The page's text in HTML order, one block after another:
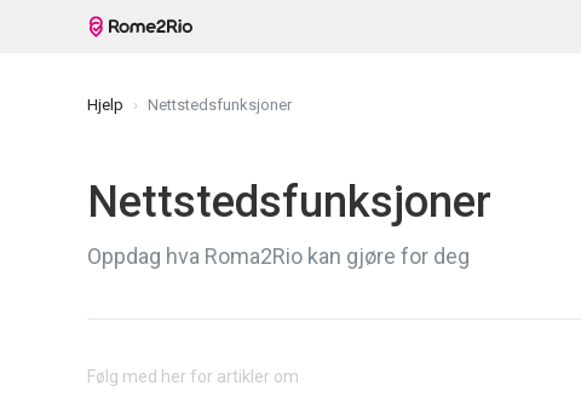
Hjelp Nettstedsfunksjoner
Nettstedsfunksjoner
Oppdag hva Roma2Rio kan gjøre for deg
Følg med her for artikler om